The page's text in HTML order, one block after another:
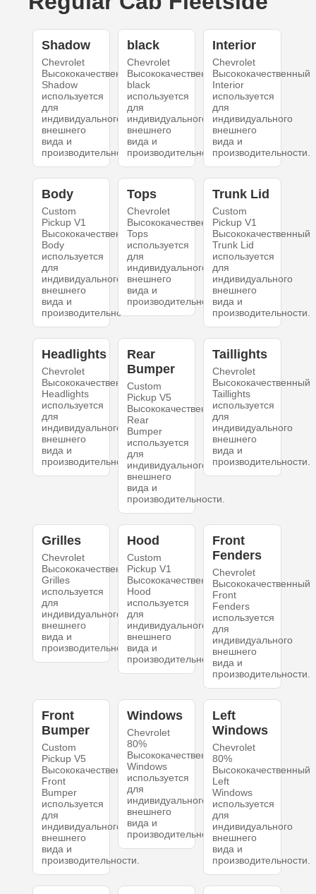
Shadow
Chevrolet
Высококачественный
Shadow
используется
для
индивидуального
внешнего
вида и
производительности.
black
Chevrolet
Высококачественный
black
используется
для
индивидуального
внешнего
вида и
производительности.
Interior
Chevrolet
Высококачественный
Interior
используется
для
индивидуального
внешнего
вида и
производительности.
Body
Custom
Pickup V1
Высококачественный
Body
используется
для
индивидуального
внешнего
вида и
производительности.
Tops
Chevrolet
Высококачественный
Tops
используется
для
индивидуального
внешнего
вида и
производительности.
Trunk Lid
Custom
Pickup V1
Высококачественный
Trunk Lid
используется
для
индивидуального
внешнего
вида и
производительности.
Headlights
Chevrolet
Высококачественный
Headlights
используется
для
индивидуального
внешнего
вида и
производительности.
Rear
Bumper
Custom
Pickup V5
Высококачественный
Rear
Bumper
используется
для
индивидуального
внешнего
вида и
производительности.
Taillights
Chevrolet
Высококачественный
Taillights
используется
для
индивидуального
внешнего
вида и
производительности.
Grilles
Chevrolet
Высококачественный
Grilles
используется
для
индивидуального
внешнего
вида и
производительности.
Hood
Custom
Pickup V1
Высококачественный
Hood
используется
для
индивидуального
внешнего
вида и
производительности.
Front
Fenders
Chevrolet
Высококачественный
Front
Fenders
используется
для
индивидуального
внешнего
вида и
производительности.
Front
Bumper
Custom
Pickup V5
Высококачественный
Front
Bumper
используется
для
индивидуального
внешнего
вида и
производительности.
Windows
Chevrolet
80%
Высококачественный
Windows
используется
для
индивидуального
внешнего
вида и
производительности.
Left
Windows
Chevrolet
80%
Высококачественный
Left
Windows
используется
для
индивидуального
внешнего
вида и
производительности.